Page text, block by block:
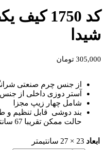
کد 1750
شیدا
305,000 تومان
از جنس چرم صنعتی
آستر دوزی داخلی از
شامل چهار زیپ مجزا
بند دوشی قابل تنظیم و
حالت ممکن تقریبا 67 سانتی متر میباشد
ابعاد 23 × 27 سانتیمتر